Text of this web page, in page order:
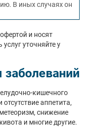
В иных случаях он
и носят
уточняйте у
кишечного
аппетита,
снижение
и многие другие.